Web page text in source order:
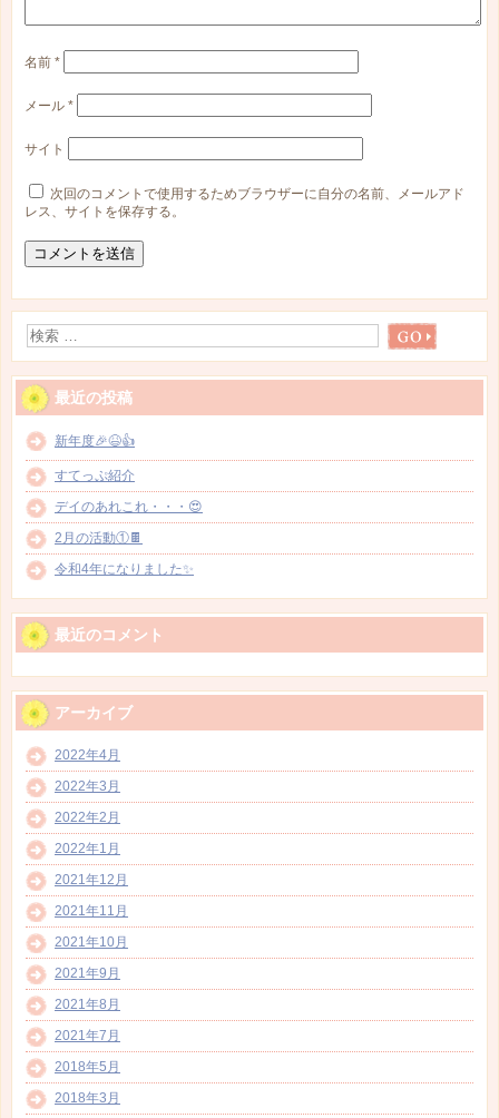
名前*
メール*
サイト
次回のコメントで使用するためブラウザーに自分の名前、メールアド
レス、サイトを保存する。
最近の投稿
新年度🎉😆👍
すてっぷ紹介
デイのあれこれ・・・😍
2月の活動①🍫
令和4年になりました✨
最近のコメント
アーカイブ
2022年4月
2022年3月
2022年2月
2022年1月
2021年12月
2021年11月
2021年10月
2021年9月
2021年8月
2021年7月
2018年5月
2018年3月